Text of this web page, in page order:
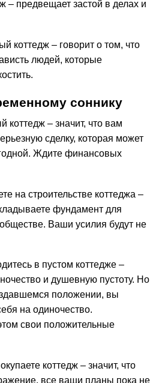
– предвещает застой в делах и
коттедж – говорит о том, что
людей, которые
соннику
коттедж – значит, что вам
сделку, которая может
Ждите финансовых
на строительстве коттеджа –
фундамент для
Ваши усилия будут не
в пустом коттедже –
и душевную пустоту. Но
положении, вы
на одиночество.
свои положительные
коттедж – значит, что
все ваши планы пока не